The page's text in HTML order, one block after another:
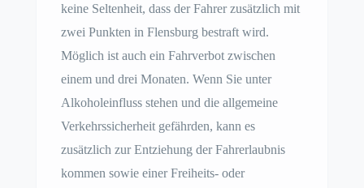
keine Seltenheit, dass der Fahrer zusätzlich mit
zwei Punkten in Flensburg bestraft wird.
Möglich ist auch ein Fahrverbot zwischen
einem und drei Monaten. Wenn Sie unter
Alkoholeinfluss stehen und die allgemeine
Verkehrssicherheit gefährden, kann es
zusätzlich zur Entziehung der Fahrerlaubnis
kommen sowie einer Freiheits- oder